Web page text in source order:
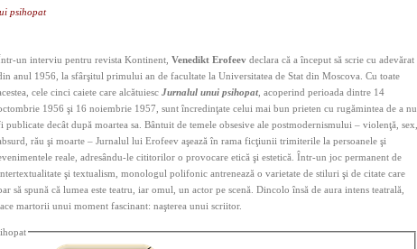
psihopat
un interviu pentru revista Kontinent, Venedikt Erofeev declara că a început să scrie cu adevărat
anul 1956, la sfârşitul primului an de facultate la Universitatea de Stat din Moscova. Cu toate
cele cinci caiete care alcătuiesc Jurnalul unui psihopat , acoperind perioada dintre 14
1956 şi 16 noiembrie 1957, sunt încredinţate celui mai bun prieten cu rugămintea de a nu
publicate decât după moartea sa. Bântuit de temele obsesive ale postmodernismului – violenţă, sex,
rău şi moarte – Jurnalul lui Erofeev aşează în rama ficţiunii trimiterile la persoanele şi
reale, adresându-le cititorilor o provocare etică şi estetică. Într-un joc permanent de
şi textualism, monologul polifonic antrenează o varietate de stiluri şi de citate care
să spună că lumea este teatru, iar omul, un actor pe scenă. Dincolo însă de aura intens teatrală,
martorii unui moment fascinant: naşterea unui scriitor.